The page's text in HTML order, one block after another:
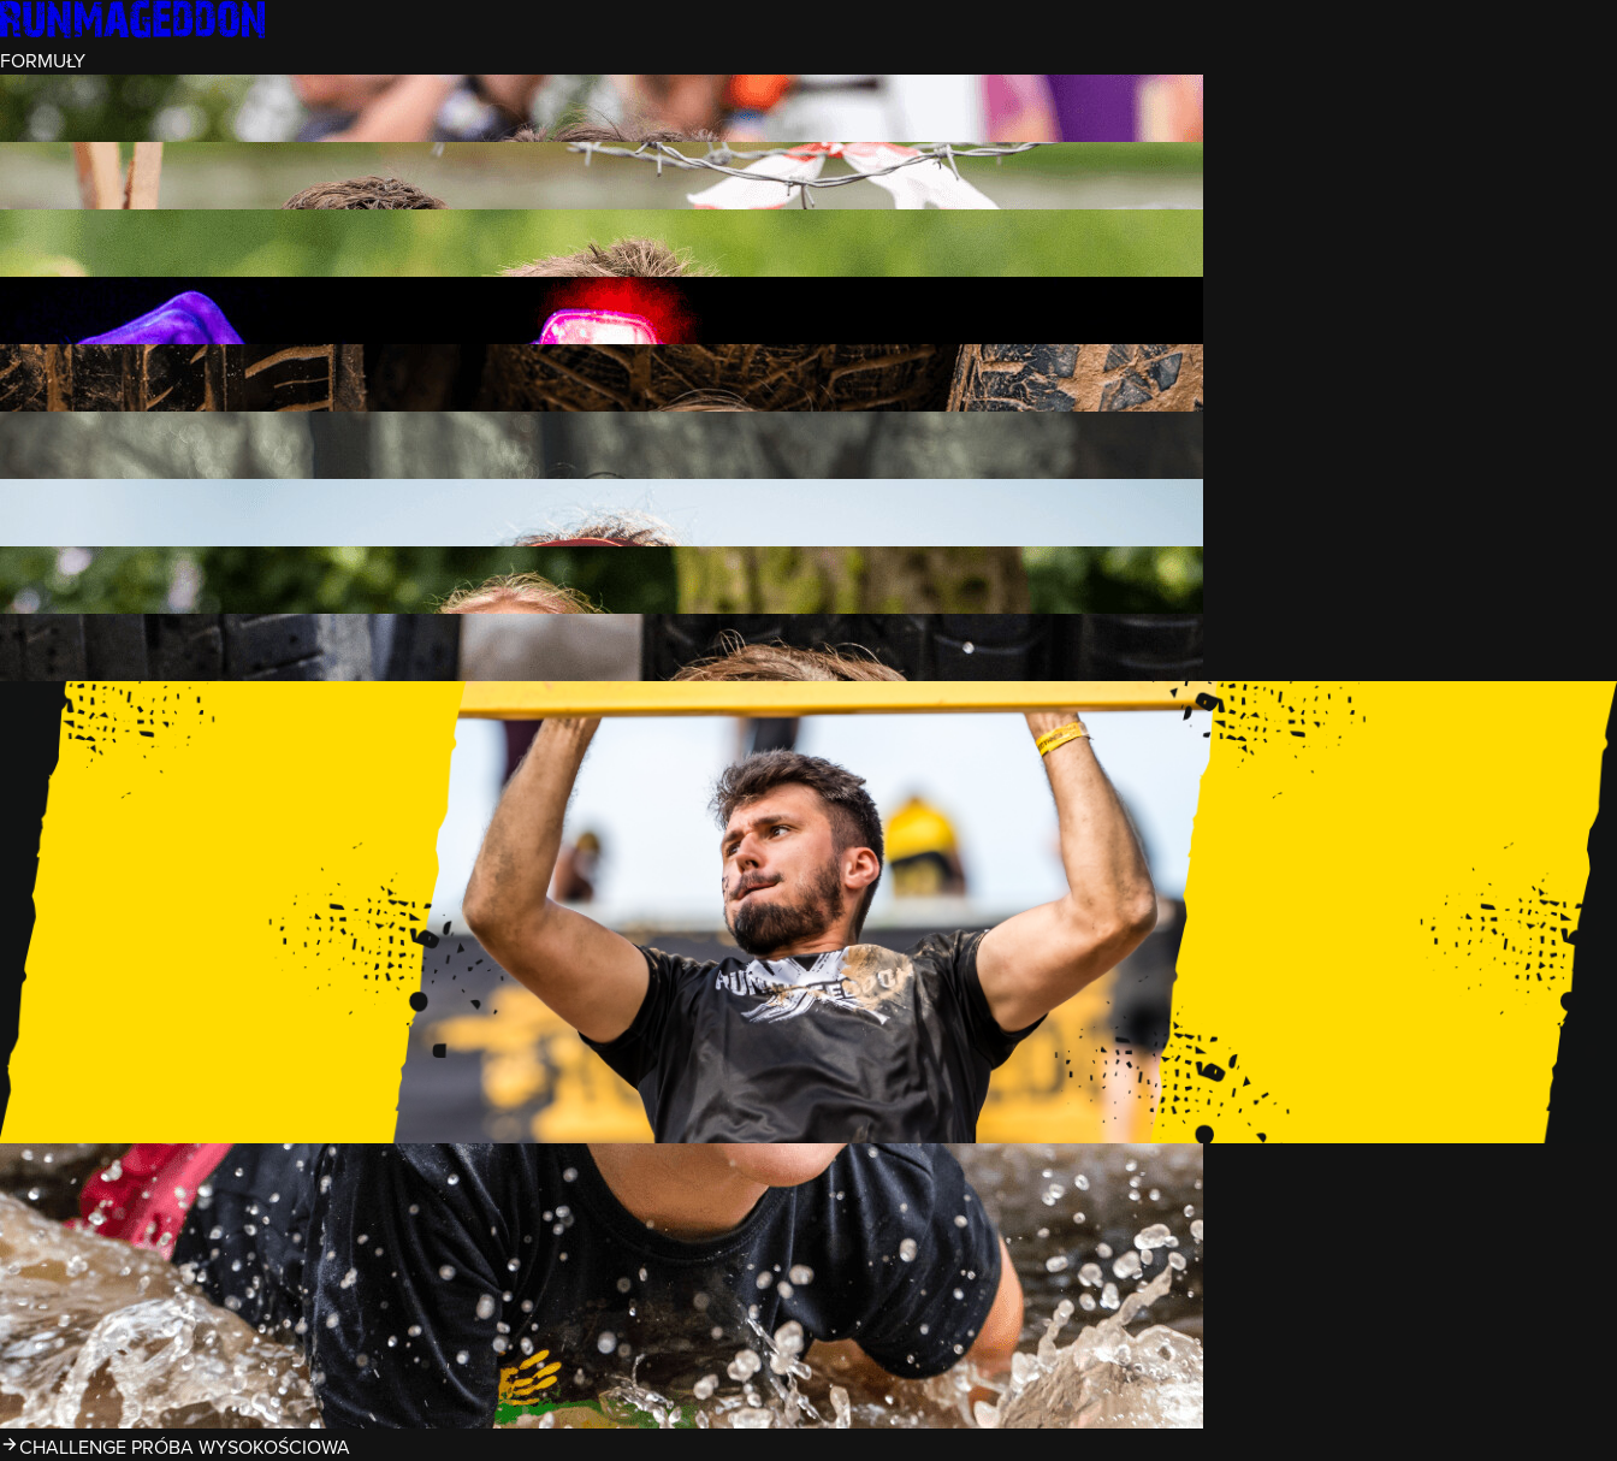
FORMUŁY
INTRO (¼)
15 PRZESZKÓD
3 KM+
REKRUT (½)
30 PRZESZKÓD
RUNMAGEDDON
50 PRZESZKÓD
12 KM+
NOCNY REKRUT (½)
30 PRZESZKÓD
6 KM+
INTRO U-16
15 PRZESZKÓD
3 KM+
RUNMAGEDDON HARDCORE
70 PRZESZKÓD
21 KM+
FAMILY
15 PRZESZKÓD
2 KM+
KIDS
15 PRZESZKÓD
1 KM+
TRENINGI
WYDARZENIA
RUNMAGEDDON LUBLIN ZALEW ZEMBORZYCKI 22/23.08.2026
RUNMAGEDDON ERGO ARENA GDAŃSK/SOPOT 12/13.09.2026
RUNMAGEDDON KIDS: DEMO WARSZAWA 24/26.09.2026
RUNMAGEDDON WROCŁAW KOPALNIA ROLANTOWICE 26/27.09.2026
RUNMAGEDDON WARSZAWA TWIERDZA MODLIN 10/11.10.2026
RUNMAGEDDON JURAPARK BAŁTÓW 24/25.10.2026
RUNMAGEDDON HALLOWEEN WARSZAWA 31.10.2026
TRENINGI
VOUCHERY
DLA ZAWODNIKÓW
ZDJĘCIA
KALENDARZ 2026
WYNIKI
LIGA RUNMAGEDDON 2026
SUPERLIGA RUNMAGEDDON 2026
SUPERLIGA RMG KIDS 2026
KWALIFIKACJE DO MISTRZOSTW EUROPY I ŚWIATA OCR
TROFEA
LEGENDY RUNMAGEDDON
MAGAZYN
CHALLENGE PRÓBA WYSOKOŚCIOWA